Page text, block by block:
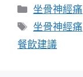
分
類
坐骨神經痛
標
籤
坐骨神經痛
餐飲建議